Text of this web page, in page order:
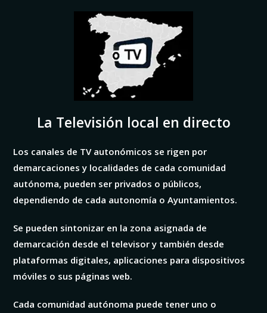
La Televisión local en directo
Los canales de TV autonómicos se rigen por
demarcaciones y localidades de cada comunidad
autónoma, pueden ser privados o públicos,
dependiendo de cada autonomía o Ayuntamientos.
Se pueden sintonizar en la zona asignada de
demarcación desde el televisor y también desde
plataformas digitales, aplicaciones para dispositivos
móviles o sus páginas web.
Cada comunidad autónoma puede tener uno o